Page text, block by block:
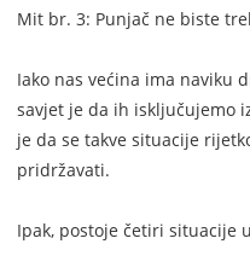
Mit br. 3: Punjač ne biste
Iako nas većina ima naviku
savjet je da ih isključujemo
je da se takve situacije
pridržavati.
Ipak, postoje četiri situacije